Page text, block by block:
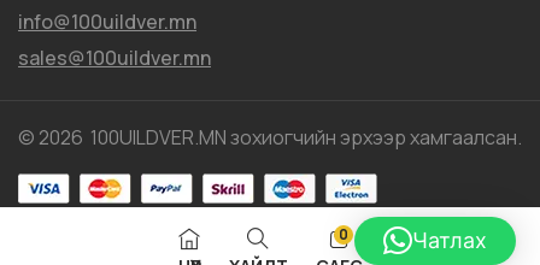
info@100uildver.mn
sales@100uildver.mn
© 2026 100UILDVER.MN зохиогчийн эрхээр хамгаалсан.
0 Чатлах